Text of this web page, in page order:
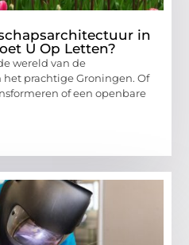
in
U Op Letten?
wereld van de
prachtige Groningen. Of
of een openbare